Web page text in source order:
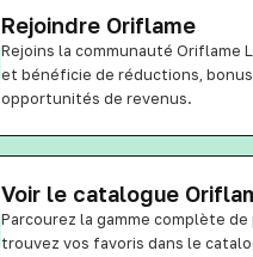
Rejoindre Oriflame
Rejoins la communauté Oriflame
et bénéficie de réductions,
opportunités de revenus.
Voir le catalogue
Parcourez la gamme complète
trouvez vos favoris dans le